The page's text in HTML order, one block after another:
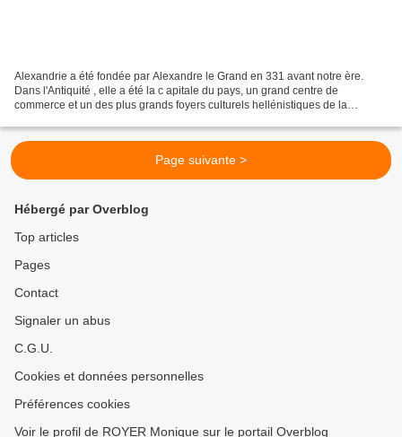
Alexandrie a été fondée par Alexandre le Grand en 331 avant notre ère.
Dans l'Antiquité , elle a été la c apitale du pays, un grand centre de
commerce et un des plus grands foyers culturels hellénistiques de la
Page suivante >
Hébergé par Overblog
Top articles
Pages
Contact
Signaler un abus
C.G.U.
Cookies et données personnelles
Préférences cookies
Voir le profil de ROYER Monique sur le portail Overblog